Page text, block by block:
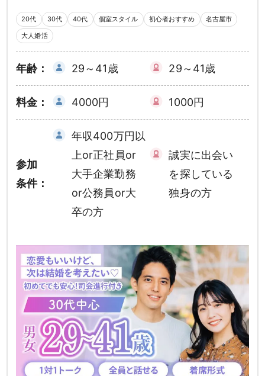
20代 30代 40代 個室スタイル 初心者おすすめ 名古屋市
大人婚活
年齢： 29～41歳 29～41歳
料金： 4000円 1000円
参加
条件：
年収400万円以
上or正社員or
大手企業勤務
or公務員or大
卒の方
誠実に出会い
を探している
独身の方